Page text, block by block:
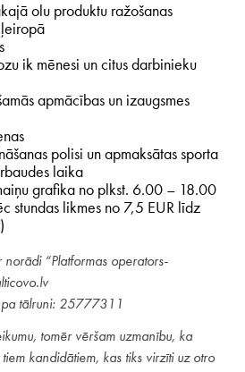
olu produktu ražošanas
ik mēnesi un citus darbinieku
apmācības un izaugsmes
polisi un apmaksātas sporta
laika
grafika no plkst. 6.00 – 18.00
stundas likmes no 7,5 EUR līdz
norādi “Platformas operators-
tālruni: 25777311
tomēr vēršam uzmanību, ka
kandidātiem, kas tiks virzīti uz otro